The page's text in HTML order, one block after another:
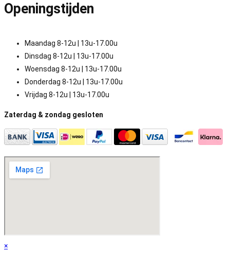
Openingstijden
Maandag 8-12u | 13u-17.00u
Dinsdag 8-12u | 13u-17.00u
Woensdag 8-12u | 13u-17.00u
Donderdag 8-12u | 13u-17.00u
Vrijdag 8-12u | 13u-17.00u
Zaterdag & zondag gesloten
×